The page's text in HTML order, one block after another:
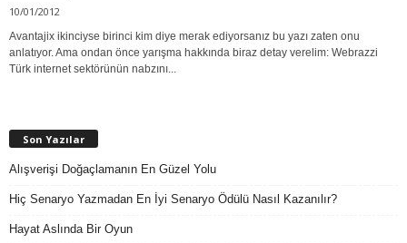
10/01/2012
Avantajix ikinciyse birinci kim diye merak ediyorsanız bu yazı zaten onu
anlatıyor. Ama ondan önce yarışma hakkında biraz detay verelim: Webrazzi
Türk internet sektörünün nabzını...
Son Yazılar
Alışverişi Doğaçlamanın En Güzel Yolu
Hiç Senaryo Yazmadan En İyi Senaryo Ödülü Nasıl Kazanılır?
Hayat Aslında Bir Oyun